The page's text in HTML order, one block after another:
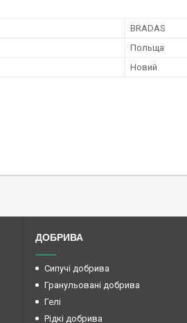
BRADAS
Польща
Новий
ДОБРИВА
Сипучі добрива
Гранульовані добрива
Гелі
Рідкі добрива